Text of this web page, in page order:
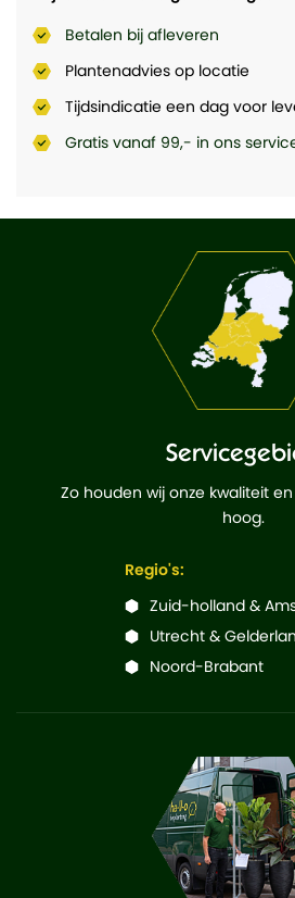
Betalen bij afleveren
Plantenadvies op locatie
Tijdsindicatie een dag voor
Gratis vanaf 99,- in ons
Zo houden wij onze kwaliteit
hoog.
Regio's:
Zuid-holland &
Utrecht &
Noord-Brabant